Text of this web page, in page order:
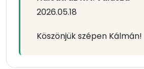
2026.05.18
Köszönjük szépen Kálmán!